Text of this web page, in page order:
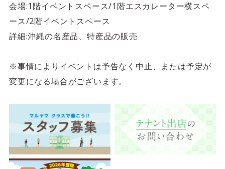
会場:1階イベントスペース/1階エスカレーター横スペ
ース/2階イベントスペース
詳細:沖縄の名産品、特産品の販売
※事情によりイベントは予告なく中止、または予定が
変更になる場合がございます。